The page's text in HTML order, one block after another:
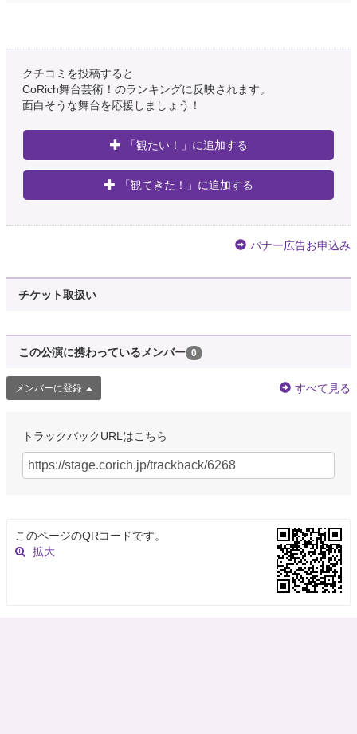
クチコミを投稿すると
CoRich舞台芸術！のランキングに反映されます。
面白そうな舞台を応援しましょう！
「観たい！」に追加する
「観てきた！」に追加する
バナー広告お申込み
チケット取扱い
この公演に携わっているメンバー 0
メンバーに登録 すべて見る
トラックバックURLはこちら
このページのQRコードです。
拡大